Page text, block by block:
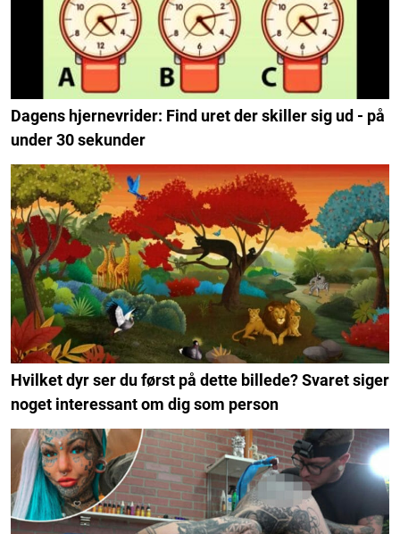
Dagens hjernevrider: Find uret der skiller sig ud - på
under 30 sekunder
Hvilket dyr ser du først på dette billede? Svaret siger
noget interessant om dig som person